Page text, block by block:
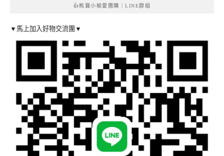
👍熊寶小榆愛團購｜LINE群組
▼馬上加入好物交流團▼